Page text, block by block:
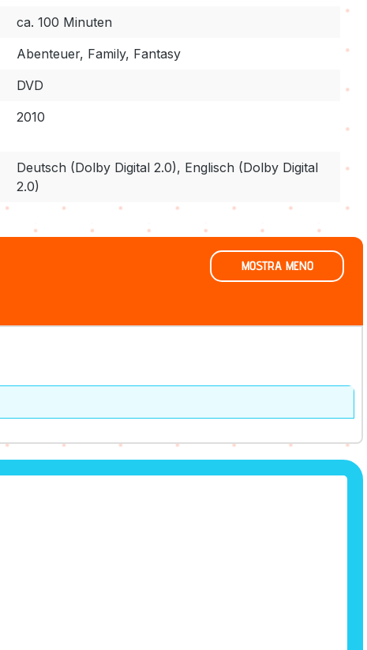
ca. 100 Minuten
Abenteuer, Family, Fantasy
DVD
2010
Deutsch (Dolby Digital 2.0), Englisch (Dolby Digital
2.0)
MOSTRA MENO